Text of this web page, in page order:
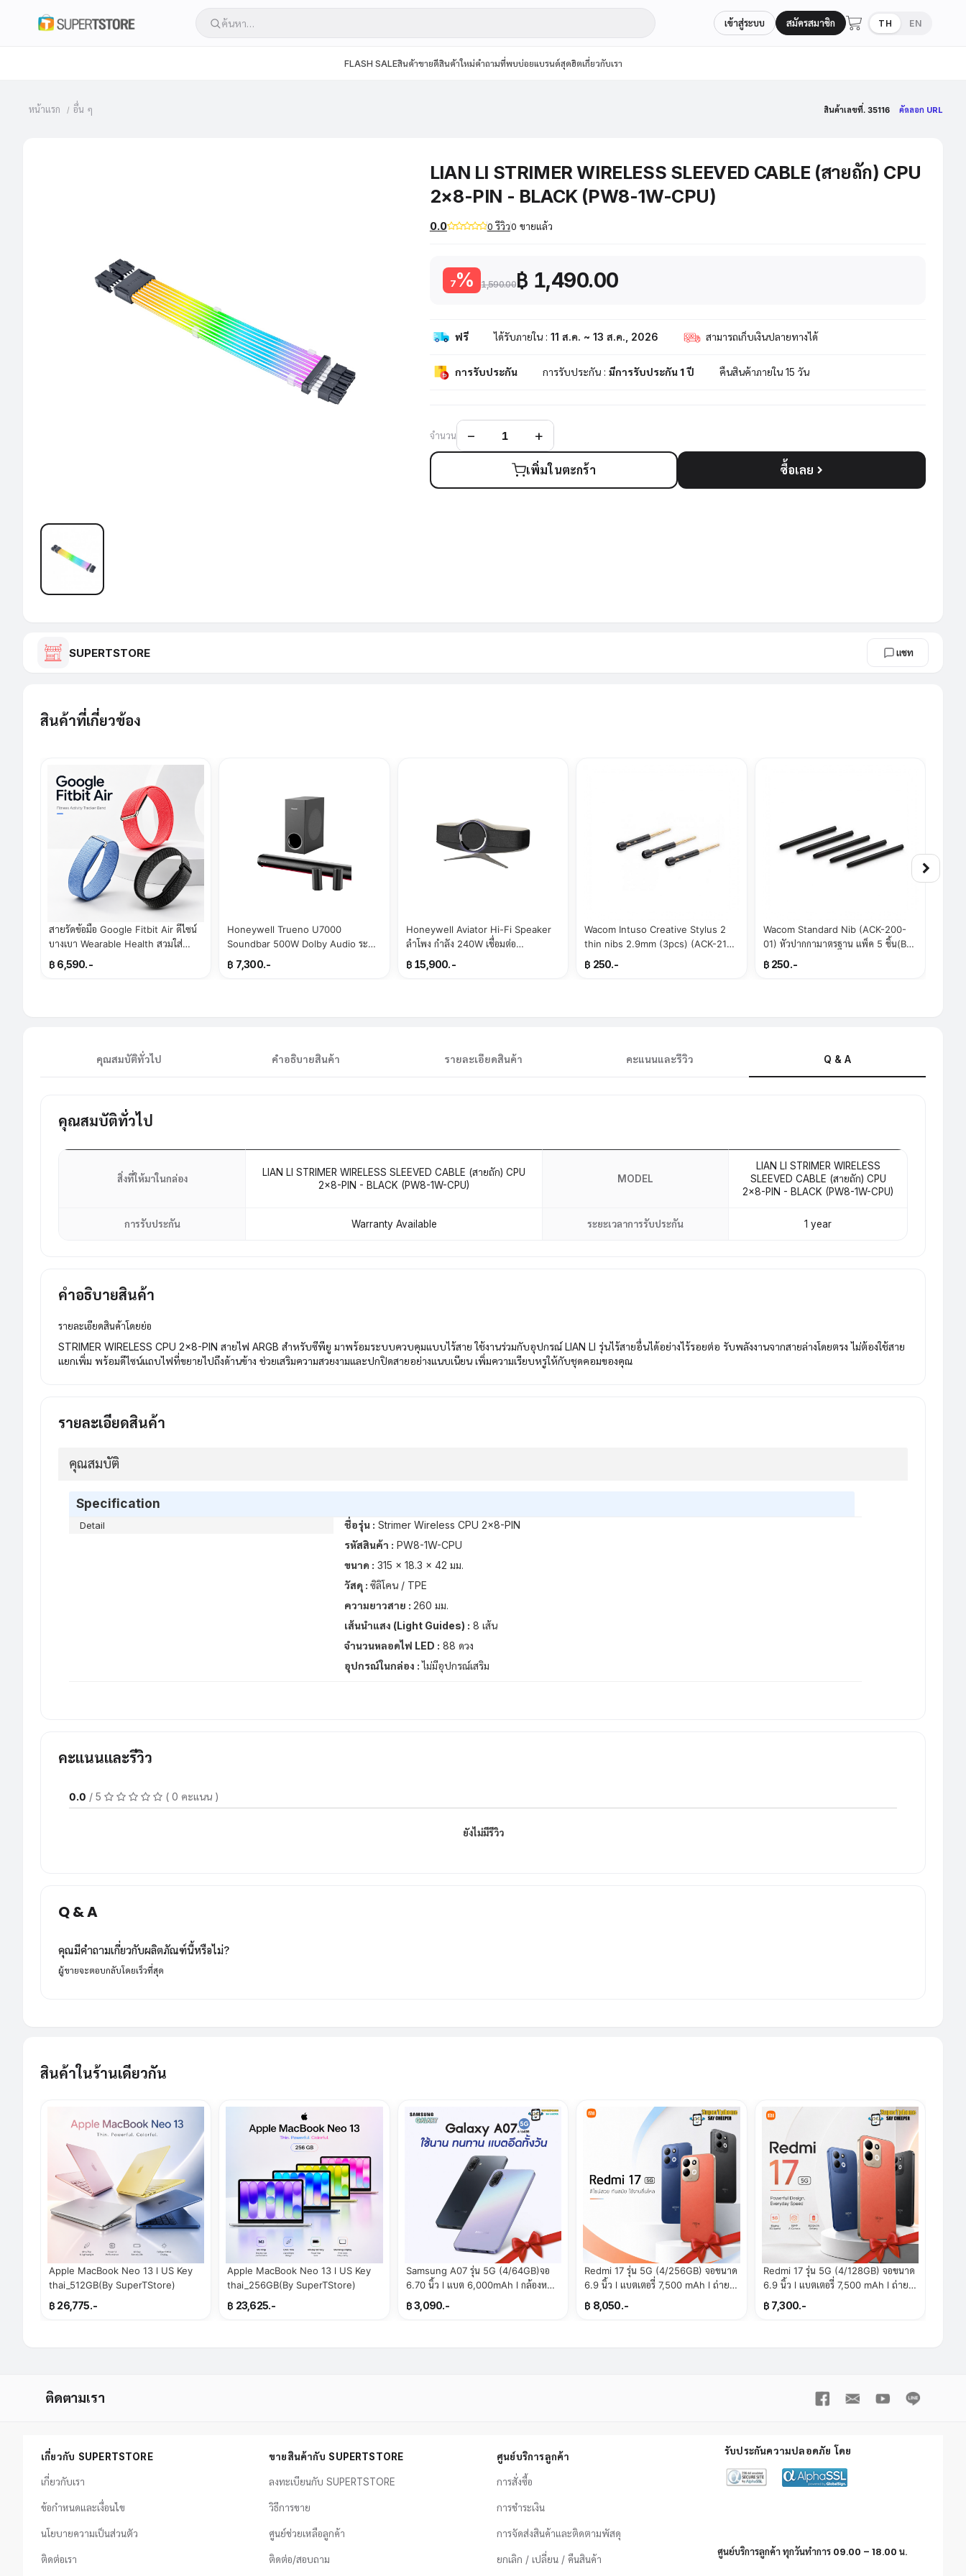
เข้าสู่ระบบ สมัครสมาชิก TH EN
FLASH SALEสินค้าขายดีสินค้าใหม่คำถามที่พบบ่อยแบรนด์สุดฮิตเกี่ยวกับเรา
หน้าแรก อื่น ๆ สินค้าเลขที่. 35116 คัดลอก URL
LIAN LI STRIMER WIRELESS SLEEVED CABLE (สายถัก) CPU
2×8-PIN - BLACK (PW8-1W-CPU)
0.0 0 รีวิว0 ขายแล้ว
7% 1,590.00฿ 1,490.00
ฟรี ได้รับภายใน : 11 ส.ค. ~ 13 ส.ค., 2026 สามารถเก็บเงินปลายทางได้
การรับประกัน การรับประกัน : มีการรับประกัน 1 ปี คืนสินค้าภายใน 15 วัน
จำนวน
เพิ่มในตะกร้า ซื้อเลย
SUPERTSTORE แชท
สินค้าที่เกี่ยวข้อง
สายรัดข้อมือ Google Fitbit Air ดีไซน์
บางเบา Wearable Health สวมใส่
สบายในทุกมิติ(By SuperTStore)
฿ 6,590.-
Honeywell Trueno U7000
Soundbar 500W Dolby Audio ระบบ
เสียง 3มิติ มีรีโมทควบคุม ปรับแต่งเสียง
ได้
฿ 7,300.-
Honeywell Aviator Hi-Fi Speaker
ลำโพง กำลัง 240W เชื่อมต่อ
Bluetooth V5.3 ระยะ 30 เมตร ไฟ
LED
฿ 15,900.-
Wacom Intuso Creative Stylus 2
thin nibs 2.9mm (3pcs) (ACK-210-
02-Z)(By SuperTStore)
฿ 250.-
Wacom Standard Nib (ACK-200-
01) หัวปากกามาตรฐาน แพ็ค 5 ชิ้น(By
SuperTStore)
฿ 250.-
คุณสมบัติทั่วไป คำอธิบายสินค้า รายละเอียดสินค้า คะแนนและรีวิว Q & A
คุณสมบัติทั่วไป
สิ่งที่ให้มาในกล่อง
LIAN LI STRIMER WIRELESS SLEEVED CABLE (สายถัก) CPU
2×8-PIN - BLACK (PW8-1W-CPU)
MODEL
LIAN LI STRIMER WIRELESS
SLEEVED CABLE (สายถัก) CPU
2×8-PIN - BLACK (PW8-1W-CPU)
การรับประกัน Warranty Available ระยะเวลาการรับประกัน 1 year
คำอธิบายสินค้า
รายละเอียดสินค้าโดยย่อ
STRIMER WIRELESS CPU 2×8-PIN สายไฟ ARGB สำหรับซีพียู มาพร้อมระบบควบคุมแบบไร้สาย ใช้งานร่วมกับอุปกรณ์ LIAN LI รุ่นไร้สายอื่นได้อย่างไร้รอยต่อ รับพลังงานจากสายล่างโดยตรง ไม่ต้องใช้สาย
แยกเพิ่ม พร้อมดีไซน์แถบไฟที่ขยายไปถึงด้านข้าง ช่วยเสริมความสวยงามและปกปิดสายอย่างแนบเนียน เพิ่มความเรียบหรูให้กับชุดคอมของคุณ
รายละเอียดสินค้า
คุณสมบัติ
Specification
Detail ชื่อรุ่น : Strimer Wireless CPU 2×8-PIN
รหัสสินค้า : PW8-1W-CPU
ขนาด : 315 × 18.3 × 42 มม.
วัสดุ : ซิลิโคน / TPE
ความยาวสาย : 260 มม.
เส้นนำแสง (Light Guides) : 8 เส้น
จำนวนหลอดไฟ LED : 88 ดวง
อุปกรณ์ในกล่อง :ไม่มีอุปกรณ์เสริม
คะแนนและรีวิว
0.0 / 5 ( 0 คะแนน )
ยังไม่มีรีวิว
Q & A
คุณมีคำถามเกี่ยวกับผลิตภัณฑ์นี้หรือไม่?
ผู้ขายจะตอบกลับโดยเร็วที่สุด
สินค้าในร้านเดียวกัน
Apple MacBook Neo 13 l US Key
thai_512GB(By SuperTStore)
฿ 26,775.-
Apple MacBook Neo 13 l US Key
thai_256GB(By SuperTStore)
฿ 23,625.-
Samsung A07 รุ่น 5G (4/64GB)จอ
6.70 นิ้ว l แบต 6,000mAh l กล้องหลัง
50MP(By SuperTStore)
฿ 3,090.-
Redmi 17 รุ่น 5G (4/256GB) จอขนาด
6.9 นิ้ว l แบตเตอรี่ 7,500 mAh l ถ่าย
ภาพคมชัด (By SuperTStore)
฿ 8,050.-
Redmi 17 รุ่น 5G (4/128GB) จอขนาด
6.9 นิ้ว l แบตเตอรี่ 7,500 mAh l ถ่าย
ภาพคมชัด (By SuperTStore)
฿ 7,300.-
ติดตามเรา
เกี่ยวกับ SUPERTSTORE
เกี่ยวกับเรา
ข้อกำหนดและเงื่อนไข
นโยบายความเป็นส่วนตัว
ติดต่อเรา
ขายสินค้ากับ SUPERTSTORE
ลงทะเบียนกับ SUPERTSTORE
วิธีการขาย
ศูนย์ช่วยเหลือลูกค้า
ติดต่อ/สอบถาม
ศูนย์บริการลูกค้า
การสั่งซื้อ
การชำระเงิน
การจัดส่งสินค้าและติดตามพัสดุ
ยกเลิก / เปลี่ยน / คืนสินค้า
รับประกันความปลอดภัย โดย
ศูนย์บริการลูกค้า ทุกวันทำการ 09.00 – 18.00 น.